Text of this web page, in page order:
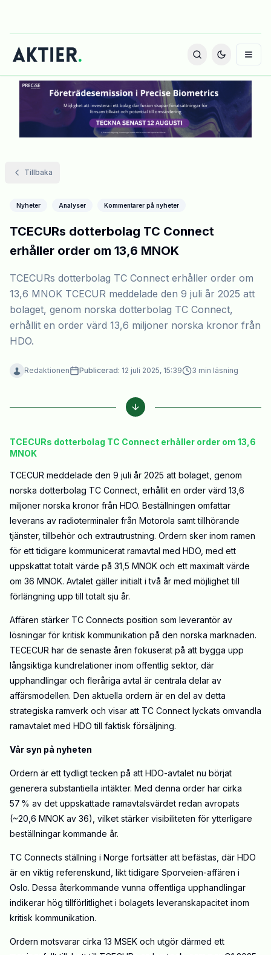
Tillbaka
Nyheter Analyser Kommentarer på nyheter
TCECURs dotterbolag TC Connect
erhåller order om 13,6 MNOK
TCECURs dotterbolag TC Connect erhåller order om
13,6 MNOK TCECUR meddelade den 9 juli år 2025 att
bolaget, genom norska dotterbolag TC Connect,
erhållit en order värd 13,6 miljoner norska kronor från
HDO.
Redaktionen Publicerad: 12 juli 2025, 15:39 3 min läsning
TCECURs dotterbolag TC Connect erhåller order om 13,6
MNOK
TCECUR meddelade den 9 juli år 2025 att bolaget, genom
norska dotterbolag TC Connect, erhållit en order värd 13,6
miljoner norska kronor från HDO. Beställningen omfattar
leverans av radioterminaler från Motorola samt tillhörande
tjänster, tillbehör och extrautrustning. Ordern sker inom ramen
för ett tidigare kommunicerat ramavtal med HDO, med ett
uppskattat totalt värde på 31,5 MNOK och ett maximalt värde
om 36 MNOK. Avtalet gäller initialt i två år med möjlighet till
förlängning upp till totalt sju år.
Affären stärker TC Connects position som leverantör av
lösningar för kritisk kommunikation på den norska marknaden.
TECECUR har de senaste åren fokuserat på att bygga upp
långsiktiga kundrelationer inom offentlig sektor, där
upphandlingar och fleråriga avtal är centrala delar av
affärsmodellen. Den aktuella ordern är en del av detta
strategiska ramverk och visar att TC Connect lyckats omvandla
ramavtalet med HDO till faktisk försäljning.
Vår syn på nyheten
Ordern är ett tydligt tecken på att HDO-avtalet nu börjat
generera substantiella intäkter. Med denna order har cirka
57 % av det uppskattade ramavtalsvärdet redan avropats
(~20,6 MNOK av 36), vilket stärker visibiliteten för ytterligare
beställningar kommande år.
TC Connects ställning i Norge fortsätter att befästas, där HDO
är en viktig referenskund, likt tidigare Sporveien-affären i
Oslo. Dessa återkommande vunna offentliga upphandlingar
indikerar hög tillförlitlighet i bolagets leveranskapacitet inom
kritisk kommunikation.
Ordern motsvarar cirka 13 MSEK och utgör därmed ett